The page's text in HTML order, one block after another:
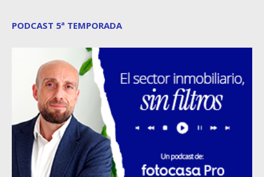
PODCAST 5ª TEMPORADA